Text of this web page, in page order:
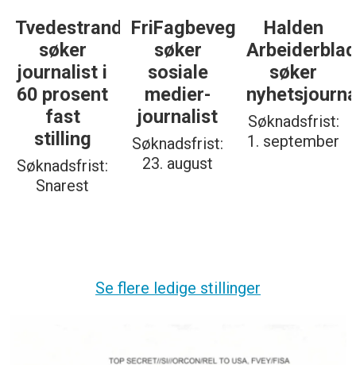
Tvedestrandsposten
søker
journalist i
60 prosent
fast
stilling
Søknadsfrist:
Snarest
FriFagbevegelse
søker
sosiale
medier-
journalist
Søknadsfrist:
23. august
Halden
Arbeiderblad
søker
Søknadsfrist:
1. september
Se flere ledige stillinger